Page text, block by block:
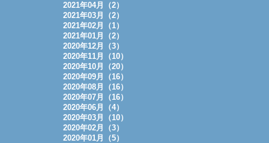
2021年04月（2）
2021年03月（2）
2021年02月（1）
2021年01月（2）
2020年12月（3）
2020年11月（10）
2020年10月（20）
2020年09月（16）
2020年08月（16）
2020年07月（16）
2020年06月（4）
2020年03月（10）
2020年02月（3）
2020年01月（5）